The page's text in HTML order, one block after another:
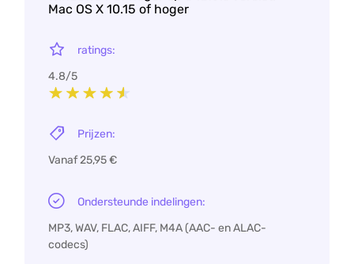
Mac OS X 10.15 of hoger
ratings:
4.8/5
Prijzen:
Vanaf 25,95 €
Ondersteunde indelingen:
MP3, WAV, FLAC, AIFF, M4A (AAC- en ALAC-
codecs)